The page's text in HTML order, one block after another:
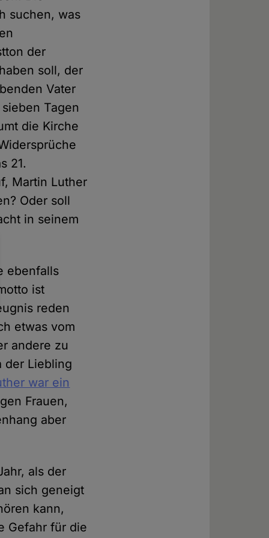
suchen, was
der
soll, der
Vater
Tagen
die Kirche
21.
Martin Luther
Oder soll
in seinem
ebenfalls
ist
reden
etwas vom
andere zu
der Liebling
war ein
Frauen,
aber
als der
sich geneigt
kann,
Gefahr für die